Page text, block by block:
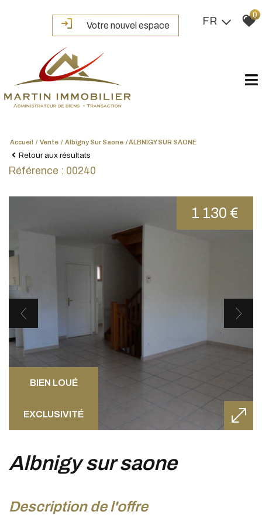
Votre nouvel espace FR
0
Accueil Vente Albigny Sur Saone ALBNIGY SUR SAONE
Retour aux résultats
Référence : 00240
BIEN LOUÉ
EXCLUSIVITÉ
1 130 €
albnigy sur saone
description de l'offre